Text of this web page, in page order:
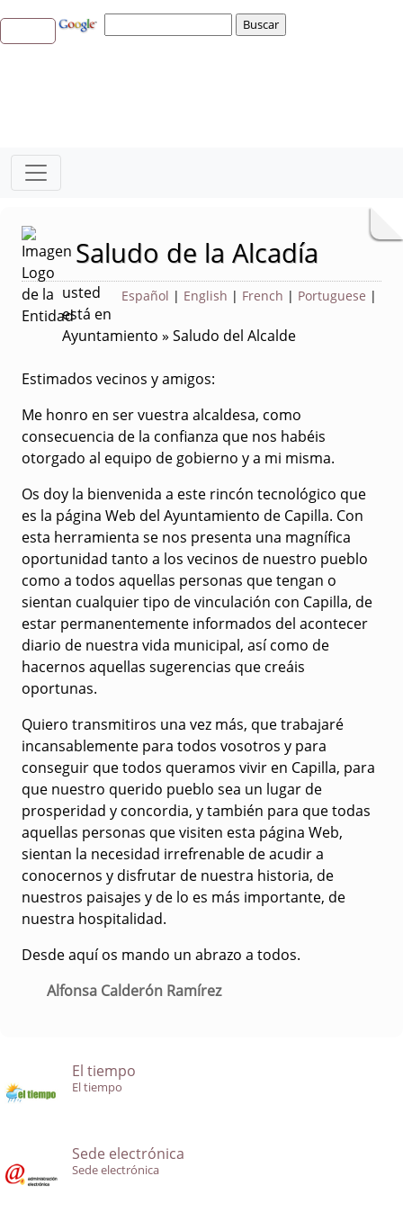
Saludo de la Alcadía
Español | English | French | Portuguese |
usted
está en
Ayuntamiento » Saludo del Alcalde
Estimados vecinos y amigos:
Me honro en ser vuestra alcaldesa, como
consecuencia de la confianza que nos habéis
otorgado al equipo de gobierno y a mi misma.
Os doy la bienvenida a este rincón tecnológico que
es la página Web del Ayuntamiento de Capilla. Con
esta herramienta se nos presenta una magnífica
oportunidad tanto a los vecinos de nuestro pueblo
como a todos aquellas personas que tengan o
sientan cualquier tipo de vinculación con Capilla, de
estar permanentemente informados del acontecer
diario de nuestra vida municipal, así como de
hacernos aquellas sugerencias que creáis
oportunas.
Quiero transmitiros una vez más, que trabajaré
incansablemente para todos vosotros y para
conseguir que todos queramos vivir en Capilla, para
que nuestro querido pueblo sea un lugar de
prosperidad y concordia, y también para que todas
aquellas personas que visiten esta página Web,
sientan la necesidad irrefrenable de acudir a
conocernos y disfrutar de nuestra historia, de
nuestros paisajes y de lo es más importante, de
nuestra hospitalidad.
Desde aquí os mando un abrazo a todos.
Alfonsa Calderón Ramírez
El tiempo
El tiempo
Sede electrónica
Sede electrónica